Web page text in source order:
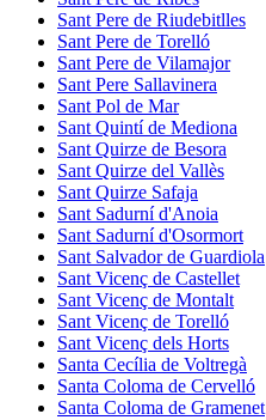
Sant Pere de Riudebitlles
Sant Pere de Torelló
Sant Pere de Vilamajor
Sant Pere Sallavinera
Sant Pol de Mar
Sant Quintí de Mediona
Sant Quirze de Besora
Sant Quirze del Vallès
Sant Quirze Safaja
Sant Sadurní d'Anoia
Sant Sadurní d'Osormort
Sant Salvador de Guardiola
Sant Vicenç de Castellet
Sant Vicenç de Montalt
Sant Vicenç de Torelló
Sant Vicenç dels Horts
Santa Cecília de Voltregà
Santa Coloma de Cervelló
Santa Coloma de Gramenet